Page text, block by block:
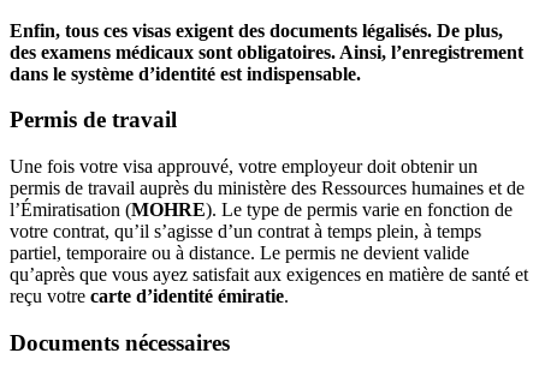
Enfin, tous ces visas exigent des documents légalisés. De plus,
des examens médicaux sont obligatoires. Ainsi, l’enregistrement
dans le système d’identité est indispensable.
Permis de travail
Une fois votre visa approuvé, votre employeur doit obtenir un
permis de travail auprès du ministère des Ressources humaines et de
l’Émiratisation (MOHRE). Le type de permis varie en fonction de
votre contrat, qu’il s’agisse d’un contrat à temps plein, à temps
partiel, temporaire ou à distance. Le permis ne devient valide
qu’après que vous ayez satisfait aux exigences en matière de santé et
reçu votre carte d’identité émiratie.
Documents nécessaires